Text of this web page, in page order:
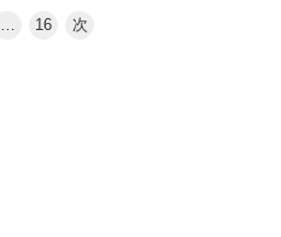
… 16 次